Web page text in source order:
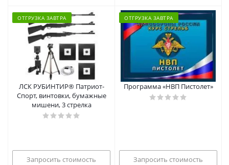
ОТГРУЗКА ЗАВТРА
ЛСК РУБИНТИР® Патриот-
Спорт, винтовки, бумажные
мишени, 3 стрелка
Запросить стоимость
ОТГРУЗКА ЗАВТРА
Программа «НВП Пистолет»
Запросить стоимость